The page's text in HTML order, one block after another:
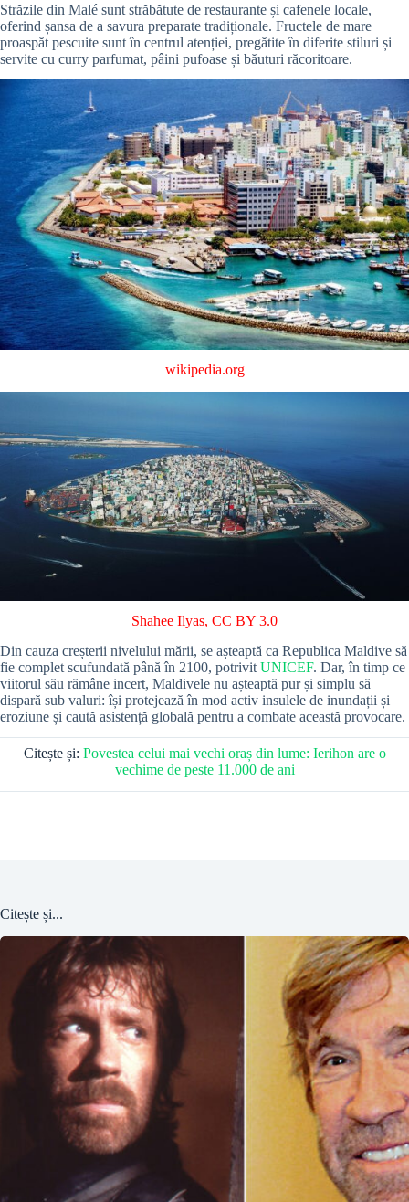
Străzile din Malé sunt străbătute de restaurante și cafenele locale,
oferind șansa de a savura preparate tradiționale. Fructele de mare
proaspăt pescuite sunt în centrul atenției, pregătite în diferite stiluri și
servite cu curry parfumat, pâini pufoase și băuturi răcoritoare.
wikipedia.org
Shahee Ilyas, CC BY 3.0
Din cauza creșterii nivelului mării, se așteaptă ca Republica Maldive să
fie complet scufundată până în 2100, potrivit UNICEF. Dar, în timp ce
viitorul său rămâne incert, Maldivele nu așteaptă pur și simplu să
dispară sub valuri: își protejează în mod activ insulele de inundații și
eroziune și caută asistență globală pentru a combate această provocare.
Citește și: Povestea celui mai vechi oraș din lume: Ierihon are o
vechime de peste 11.000 de ani
Citește și...